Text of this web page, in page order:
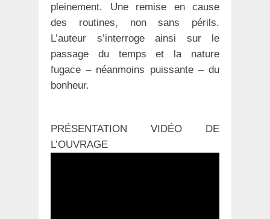
pleinement. Une remise en cause
des routines, non sans périls.
L’auteur s’interroge ainsi sur le
passage du temps et la nature
fugace – néanmoins puissante – du
bonheur.
PRÉSENTATION VIDÉO DE
L’OUVRAGE